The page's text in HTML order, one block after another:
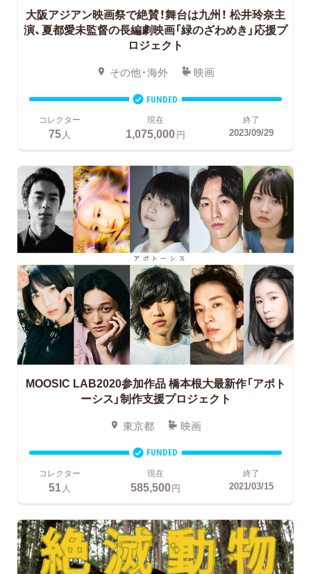
大阪アジアン映画祭で絶賛！舞台は九州！ 松井玲奈主
演、夏都愛未監督の長編劇映画「緑のざわめき」応援プ
ロジェクト
その他・海外 映画
FUNDED
コレクター
75人
現在
1,075,000円
終了
2023/09/29
MOOSIC LAB2020参加作品橋本根大最新作「アポト
ーシス」制作支援プロジェクト
東京都 映画
FUNDED
コレクター
51 人
現在
585,500円
終了
2021/03/15